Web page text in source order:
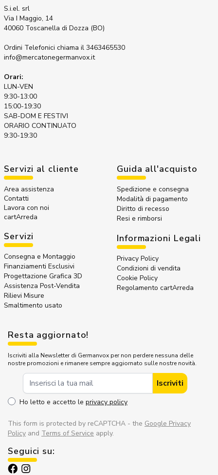
S.i.el. srl
Via I Maggio, 14
40060 Toscanella di Dozza (BO)
Ordini Telefonici chiama il 3463465530
info@mercatonegermanvox.it
Orari:
LUN-VEN
9:30-13:00
15:00-19:30
SAB-DOM E FESTIVI
ORARIO CONTINUATO
9:30-19:30
Servizi al cliente
Area assistenza
Contatti
Lavora con noi
cartArreda
Servizi
Consegna e Montaggio
Finanziamenti Esclusivi
Progettazione Grafica 3D
Assistenza Post-Vendita
Rilievi Misure
Smaltimento usato
Guida all'acquisto
Spedizione e consegna
Modalità di pagamento
Diritto di recesso
Resi e rimborsi
Informazioni Legali
Privacy Policy
Condizioni di vendita
Cookie Policy
Regolamento cartArreda
Resta aggiornato!
Iscriviti alla Newsletter di Germanvox per non perdere nessuna delle
nostre promozioni e rimanere sempre aggiornato sulle nostre novità.
Iscriviti
Ho letto e accetto le privacy policy
This form is protected by reCAPTCHA - the Google Privacy
Policy and Terms of Service apply.
Seguici su: